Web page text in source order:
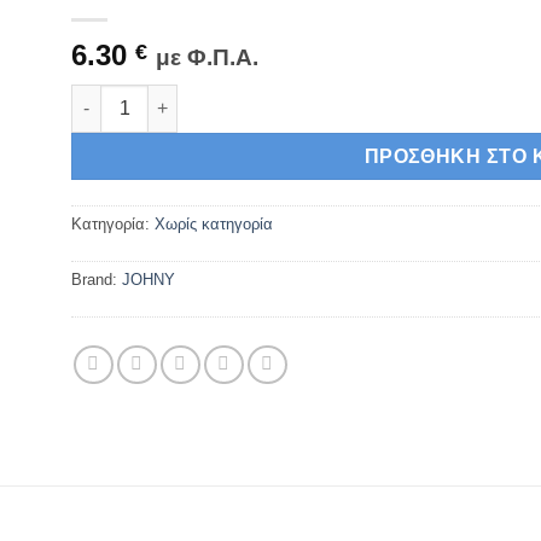
6.30 € με Φ.Π.Α.
Johny Κουκουνάρα Στίφτη για AK/6-15 ORIGINAL
ΠΡΟΣΘΉΚΗ ΣΤΟ
Κατηγορία: Χωρίς κατηγορία
Brand: JOHNY